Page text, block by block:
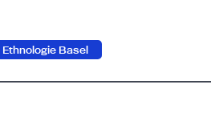
Basel